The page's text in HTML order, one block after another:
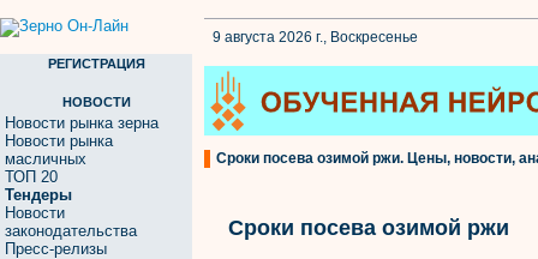
9 августа 2026 г., Воскресенье
РЕГИСТРАЦИЯ
НОВОСТИ
Новости рынка зерна
Новости рынка
масличных
ТОП 20
Тендеры
Новости
законодательства
Пресс-релизы
Сроки посева озимой ржи. Цены, новости,
Сроки посева озимой ржи